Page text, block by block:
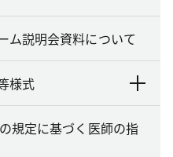
ム説明会資料について
様式
規定に基づく医師の指